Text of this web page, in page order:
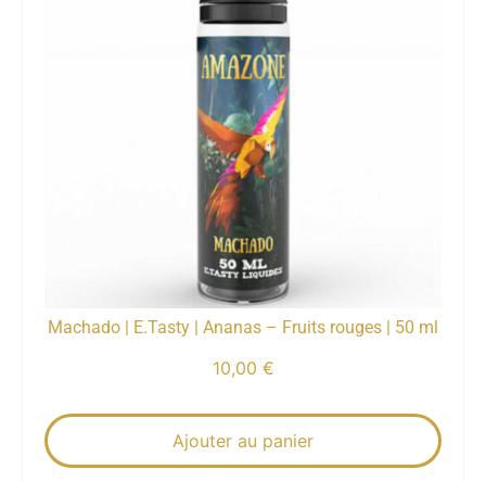
Machado | E.Tasty | Ananas – Fruits rouges | 50 ml
10,00 €
Ajouter au panier